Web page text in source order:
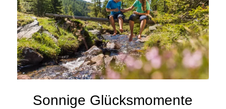
Sonnige Glücksmomente